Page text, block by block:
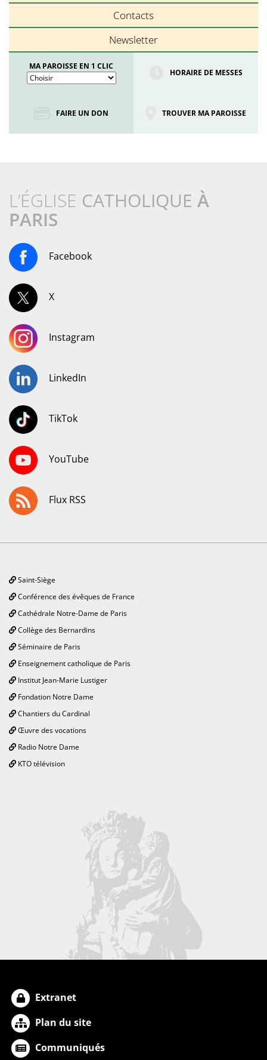
Contacts
Newsletter
MA PAROISSE EN 1 CLIC
HORAIRE DE MESSES
FAIRE UN DON TROUVER MA PAROISSE
L’ÉGLISE CATHOLIQUE À
PARIS
Facebook
X
Instagram
LinkedIn
TikTok
YouTube
Flux RSS
Saint-Siège
Conférence des évêques de France
Cathédrale Notre-Dame de Paris
Collège des Bernardins
Séminaire de Paris
Enseignement catholique de Paris
Institut Jean-Marie Lustiger
Fondation Notre Dame
Chantiers du Cardinal
Œuvre des vocations
Radio Notre Dame
KTO télévision
Extranet
Plan du site
Communiqués